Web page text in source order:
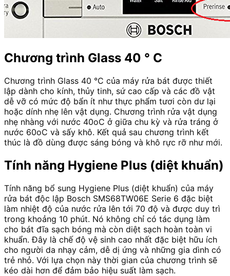
Chương trình Glass 40 ° C
Chương trình Glass 40 °C của máy rửa bát được thiết
lập dành cho kính, thủy tinh, sứ cao cấp và các đồ vật
dễ vỡ có mức độ bẩn ít như thực phẩm tươi còn dư lại
hoặc dính nhẹ lên vật dụng. Chương trình rửa vật dụng
nhẹ nhàng với nước 40oC ở giữa chu kỳ và rửa tráng ở
nước 60oC và sấy khô. Kết quả sau chương trình kết
thúc là đồ dùng được sáng bóng và khô rực rỡ như mới.
Tính năng Hygiene Plus (diệt khuẩn)
Tính năng bổ sung Hygiene Plus (diệt khuẩn) của máy
rửa bát độc lập Bosch SMS68TW06E Serie 6 đặc biệt
làm nhiệt độ của nước rửa lên tới 70 độ và được duy trì
trong khoảng 10 phút. Nó không chỉ có tác dụng làm
cho bát đĩa sạch bóng mà còn diệt sạch hoàn toàn vi
khuẩn. Đây là chế độ vệ sinh cao nhất đặc biệt hữu ích
cho người da nhạy cảm, dễ dị ứng và những gia dình có
trẻ nhỏ. Với lựa chọn này thời gian của chương trình sẽ
kéo dài hơn để đảm bảo hiệu suất làm sạch.